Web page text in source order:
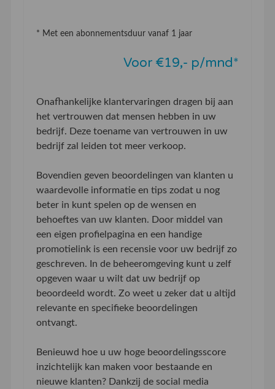
* Met een abonnementsduur vanaf 1 jaar
Voor €19,- p/mnd*
Onafhankelijke klantervaringen dragen bij aan
het vertrouwen dat mensen hebben in uw
bedrijf. Deze toename van vertrouwen in uw
bedrijf zal leiden tot meer verkoop.
Bovendien geven beoordelingen van klanten u
waardevolle informatie en tips zodat u nog
beter in kunt spelen op de wensen en
behoeftes van uw klanten. Door middel van
een eigen profielpagina en een handige
promotielink is een recensie voor uw bedrijf zo
geschreven. In de beheeromgeving kunt u zelf
opgeven waar u wilt dat uw bedrijf op
beoordeeld wordt. Zo weet u zeker dat u altijd
relevante en specifieke beoordelingen
ontvangt.
Benieuwd hoe u uw hoge beoordelingsscore
inzichtelijk kan maken voor bestaande en
nieuwe klanten? Dankzij de social media